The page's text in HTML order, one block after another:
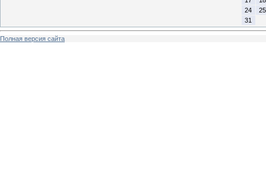
24
25
31
Полная версия сайта